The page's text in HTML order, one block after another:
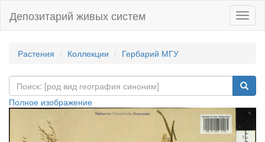
Депозитарий живых систем
Растения Коллекции Гербарий МГУ
Полное изображение